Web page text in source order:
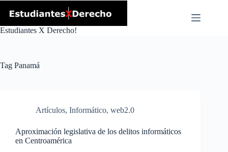
Estudiantes X Derecho!
Tag Panamá
Artículos, Informático, web2.0
Aproximación legislativa de los delitos informáticos
en Centroamérica